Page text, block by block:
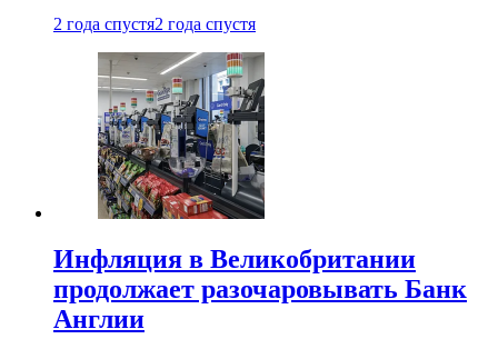
2 года спустя2 года спустя
Инфляция в Великобритании
продолжает разочаровывать Банк
Англии